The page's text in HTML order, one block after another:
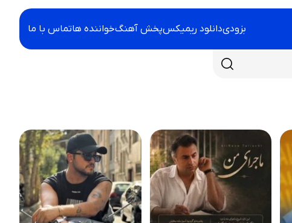
بزودیدانلود ریمیکسپخش آهنگخواننده هاتماس با ما